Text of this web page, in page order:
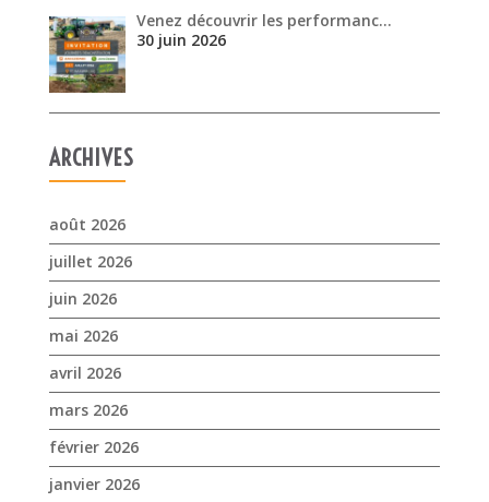
Venez découvrir les performanc…
30 juin 2026
ARCHIVES
août 2026
juillet 2026
juin 2026
mai 2026
avril 2026
mars 2026
février 2026
janvier 2026